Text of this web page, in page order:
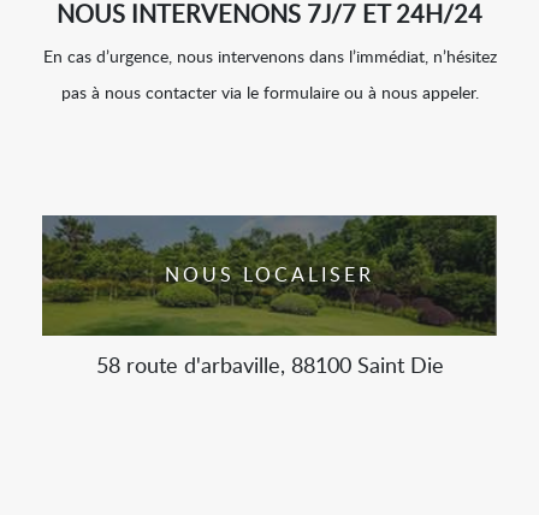
NOUS INTERVENONS 7J/7 ET 24H/24
En cas d’urgence, nous intervenons dans l’immédiat, n’hésitez
pas à nous contacter via le formulaire ou à nous appeler.
NOUS LOCALISER
58 route d'arbaville, 88100 Saint Die